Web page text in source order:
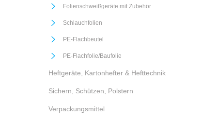
Folienschweißgeräte mit Zubehör
Schlauchfolien
PE-Flachbeutel
PE-Flachfolie/Baufolie
Heftgeräte, Kartonhefter & Hefttechnik
Sichern, Schützen, Polstern
Verpackungsmittel